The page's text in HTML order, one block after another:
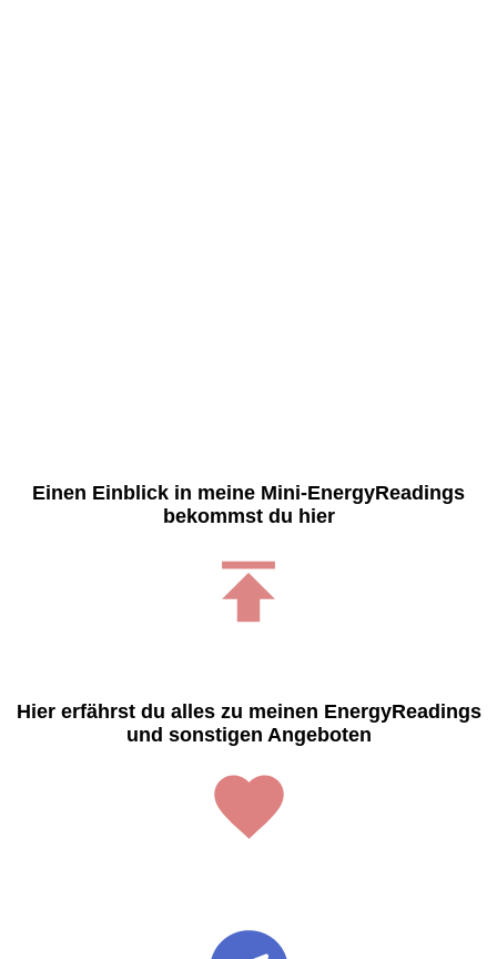
Einen Einblick in meine Mini-EnergyReadings
bekommst du hier
Hier erfährst du alles zu meinen EnergyReadings
und sonstigen Angeboten